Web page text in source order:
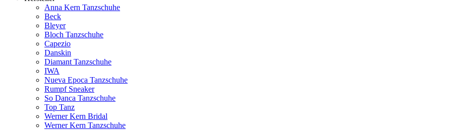
Anna Kern Tanzschuhe
Beck
Bleyer
Bloch Tanzschuhe
Capezio
Danskin
Diamant Tanzschuhe
IWA
Nueva Epoca Tanzschuhe
Rumpf Sneaker
So Danca Tanzschuhe
Top Tanz
Werner Kern Bridal
Werner Kern Tanzschuhe